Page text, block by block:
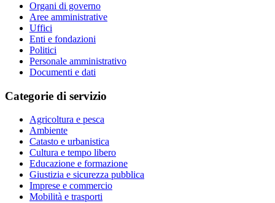
Organi di governo
Aree amministrative
Uffici
Enti e fondazioni
Politici
Personale amministrativo
Documenti e dati
Categorie di servizio
Agricoltura e pesca
Ambiente
Catasto e urbanistica
Cultura e tempo libero
Educazione e formazione
Giustizia e sicurezza pubblica
Imprese e commercio
Mobilità e trasporti